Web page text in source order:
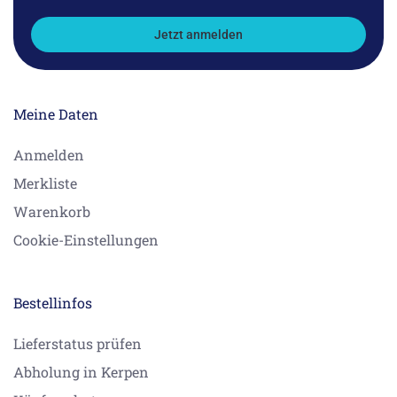
Jetzt anmelden
Meine Daten
Anmelden
Merkliste
Warenkorb
Cookie-Einstellungen
Bestellinfos
Lieferstatus prüfen
Abholung in Kerpen